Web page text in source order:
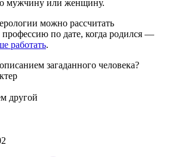
мужчину или женщину.
можно рассчитать
по дате, когда родился —
работать.
загаданного человека?
другой